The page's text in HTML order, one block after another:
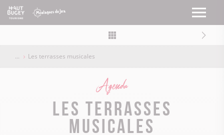
Les terrasses musicales
Agenda
Les Terrasses
Musicales